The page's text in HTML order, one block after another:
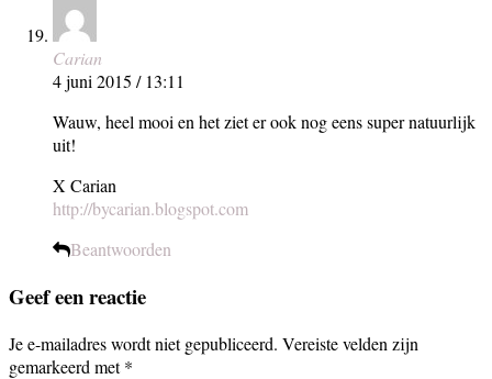
Carian
4 juni 2015 / 13:11
Wauw, heel mooi en het ziet er ook nog eens super natuurlijk
uit!
X Carian
http://bycarian.blogspot.com
Beantwoorden
Geef een reactie
Je e-mailadres wordt niet gepubliceerd. Vereiste velden zijn
gemarkeerd met*